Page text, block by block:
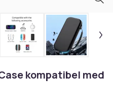
kompatibel med